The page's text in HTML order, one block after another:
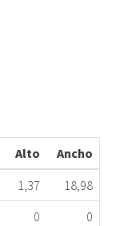
Alto
Ancho
1,37
18,98
0
0